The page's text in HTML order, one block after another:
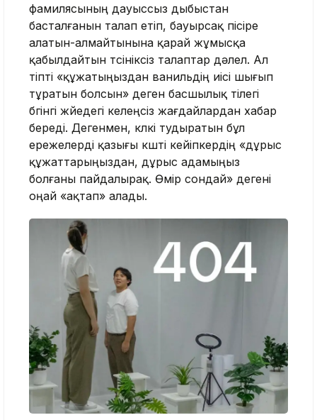
фамилясының дауыссыз дыбыстан
басталғанын талап етіп, бауырсақ пісіре
алатын-алмайтынына қарай жұмысқа
қабылдайтын түсініксіз талаптар дәлел. Ал
тіпті «құжатыңыздан ванильдің иісі шығып
тұратын болсын» деген басшылық тілегі
бүгінгі жүйедегі келеңсіз жағдайлардан хабар
береді. Дегенмен, күлкі тудыратын бұл
ережелерді қазығы күшті кейіпкердің «дұрыс
құжаттарыңыздан, дұрыс адамыңыз
болғаны пайдалырақ. Өмір сондай» дегені
оңай «ақтап» алады.